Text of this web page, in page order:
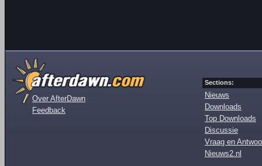
Over AfterDawn
Feedback
Sections:
Nieuws
Downloads
Top Downloads
Discussie
Vraag en
Nieuws2.nl